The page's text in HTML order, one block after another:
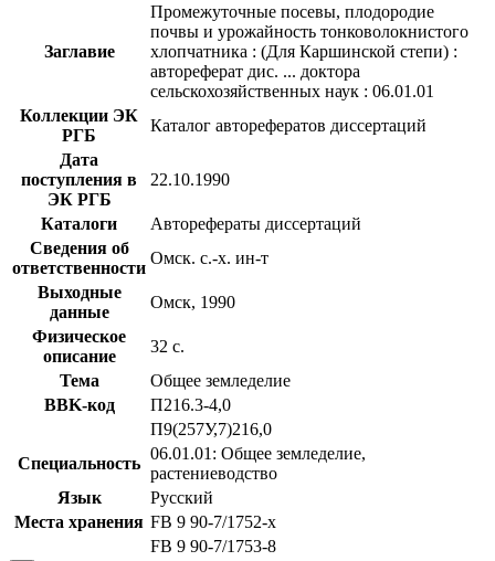
Заглавие
Промежуточные посевы, плодородие
почвы и урожайность тонковолокнистого
хлопчатника : (Для Каршинской степи) :
автореферат дис. ... доктора
сельскохозяйственных наук : 06.01.01
Коллекции ЭК
РГБ
Каталог авторефератов диссертаций
Дата
поступления в
ЭК РГБ
22.10.1990
Каталоги
Авторефераты диссертаций
Сведения об
ответственности
Омск. с.-х. ин-т
Выходные
данные
Омск, 1990
Физическое
описание
32 с.
Тема
Общее земледелие
BBK-код
П216.3-4,0
П9(257У,7)216,0
Специальность
06.01.01: Общее земледелие,
растениеводство
Язык
Русский
Места хранения FB 9 90-7/1752-x
FB 9 90-7/1753-8